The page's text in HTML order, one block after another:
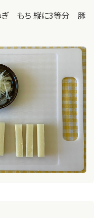
ぎ もち 縦に3等分 豚